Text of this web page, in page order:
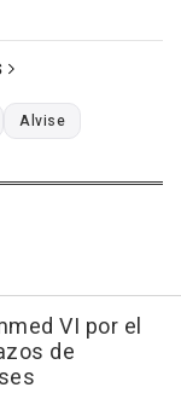
Alvise
VI por el
de